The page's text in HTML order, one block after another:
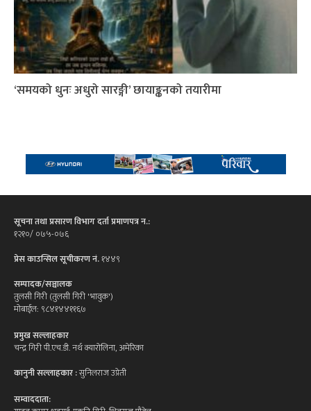
‘समयको धुनः अधुरो सारङ्गी’ छायाङ्कनको तयारीमा
सूचना तथा प्रसारण विभाग दर्ता प्रमाणपत्र न.:
१२१०/ ०७५-०७६
प्रेस काउन्सिल सूचीकरण नं.१४४९
सम्पादक/सञ्चालक
तुलसी गिरी (तुलसी गिरी 'भावुक')
मोबाईल: ९८४१४४११६७
प्रमुख सल्लाहकार
चन्द्र गिरी पी.एच.डी. नर्थ क्यारोलिना, अमेरिका
कानुनी सल्लाहकार :सुनिलराज उप्रेती
सम्वाददाता: